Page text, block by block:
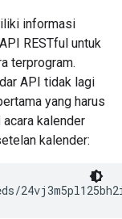
informasi
RESTful untuk
terprogram.
API tidak lagi
yang harus
kalender
kalender: